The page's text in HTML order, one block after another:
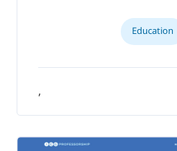
Education
,